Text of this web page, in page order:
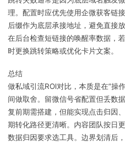
理。配置时应优先使用企微获客链
后缀作为底层承接地址，避免直接
在后台检查短链接的唤醒率数据，
时更换跳转策略或优化卡片文案。
总结
做私域引流ROI对比，本质是在“操
间做取舍。留微信号省配置但丢数
复前期需搭建，但能实现点击归因
期转化路径更清晰。内容团队按日
数据归因要求选工具。边界划清后